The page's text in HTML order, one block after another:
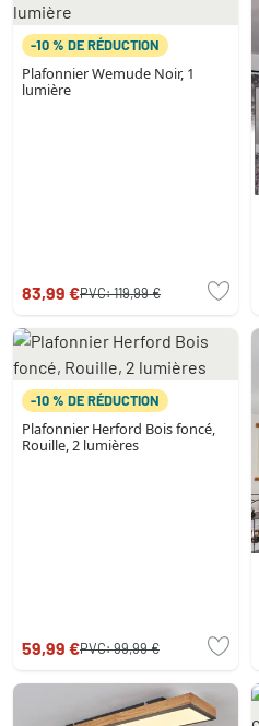
-10 % DE RÉDUCTION
Plafonnier Wemude Noir, 1
lumière
83,99 €PVC:119,99 €
-10 % DE RÉDUCTION
Plafonnier Herford Bois foncé,
Rouille, 2 lumières
59,99 €PVC:99,99 €